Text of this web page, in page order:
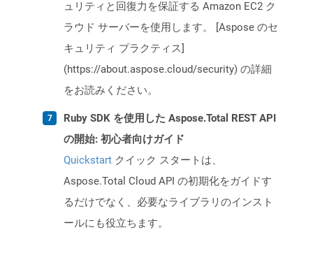
ュリティと回復力を保証する Amazon EC2 ク
ラウド サーバーを使用します。 [Aspose のセ
キュリティ プラクティス]
(https://about.aspose.cloud/security) の詳細
をお読みください。
Ruby SDK を使用した Aspose.Total REST API
の開始: 初心者向けガイド
Quickstart クイック スタートは、
Aspose.Total Cloud API の初期化をガイドす
るだけでなく、必要なライブラリのインスト
ールにも役立ちます。